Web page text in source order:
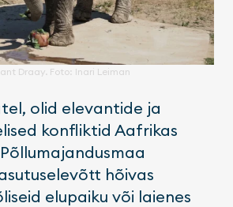
Draay. Foto: Inari Leiman
olid elevantide ja
konfliktid Aafrikas
hõivas
elupaiku või laienes